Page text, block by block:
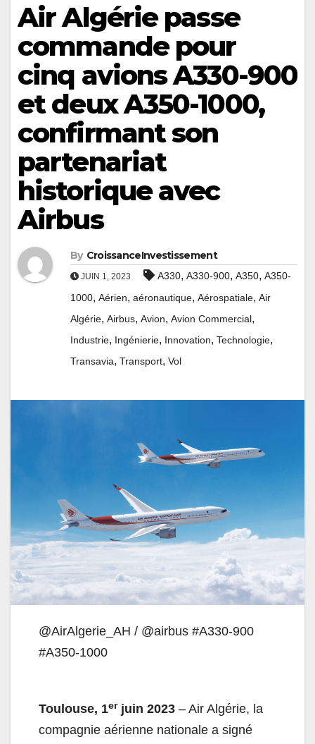
Air Algérie passe
commande pour
cinq avions A330-900
et deux A350-1000,
confirmant son
partenariat
historique avec
Airbus
By CroissanceInvestissement
JUIN 1, 2023 A330, A330-900, A350, A350-
1000, Aérien, aéronautique, Aérospatiale, Air
Algérie, Airbus, Avion, Avion Commercial,
Industrie, Ingénierie, Innovation, Technologie,
Transavia, Transport, Vol
@AirAlgerie_AH / @airbus #A330-900
#A350-1000
Toulouse, 1erjuin 2023 – Air Algérie, la
compagnie aérienne nationale a signé